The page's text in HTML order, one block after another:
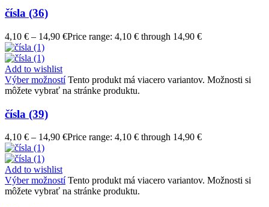
čísla (36)
4,10 € – 14,90 €Price range: 4,10 € through 14,90 €
Add to wishlist
Výber možností Tento produkt má viacero variantov. Možnosti si
môžete vybrať na stránke produktu.
čísla (39)
4,10 € – 14,90 €Price range: 4,10 € through 14,90 €
Add to wishlist
Výber možností Tento produkt má viacero variantov. Možnosti si
môžete vybrať na stránke produktu.